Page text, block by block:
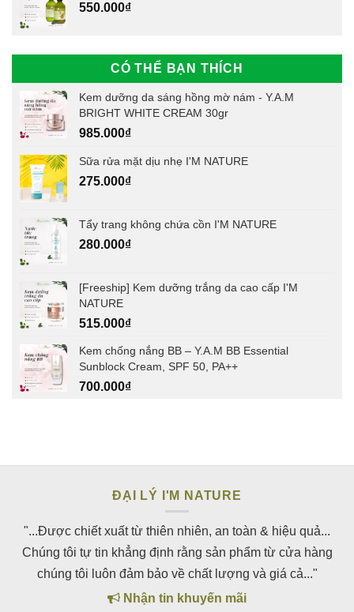
550.000₫
CÓ THỂ BẠN THÍCH
Kem dưỡng da sáng hồng mờ nám - Y.A.M
BRIGHT WHITE CREAM 30gr
985.000₫
Sữa rửa mặt dịu nhẹ I'M NATURE
275.000₫
Tẩy trang không chứa cồn I'M NATURE
280.000₫
[Freeship] Kem dưỡng trắng da cao cấp I'M
NATURE
515.000₫
Kem chống nắng BB – Y.A.M BB Essential
Sunblock Cream, SPF 50, PA++
700.000₫
ĐẠI LÝ I'M NATURE
"...Được chiết xuất từ thiên nhiên, an toàn & hiệu quả...
Chúng tôi tự tin khẳng định rằng sản phẩm từ cửa hàng
chúng tôi luôn đảm bảo về chất lượng và giá cả..."
Nhận tin khuyến mãi